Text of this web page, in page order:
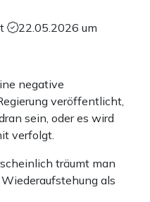
22.05.2026 um
negative
veröffentlicht,
sein, oder es wird
verfolgt.
träumt man
als